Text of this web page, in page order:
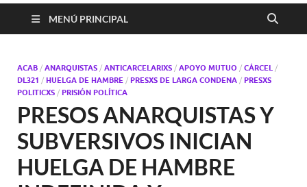
MENÚ PRINCIPAL
ACAB / ANARQUISTAS / ANTICARCELARIXS / APOYO MUTUO / CÁRCEL /
DL321 / HUELGA DE HAMBRE / PRESXS DE LARGA CONDENA / PRESXS
POLITICXS / PRISIÓN POLÍTICA
PRESOS ANARQUISTAS Y
SUBVERSIVOS INICIAN
HUELGA DE HAMBRE